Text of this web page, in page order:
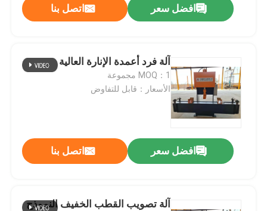
افضل سعر اتصل بنا
آلة فرد أعمدة الإنارة العالية
MOQ：1 مجموعة
الأسعار：قابل للتفاوض
افضل سعر اتصل بنا
آلة تصويب القطب الخفيف النموذج